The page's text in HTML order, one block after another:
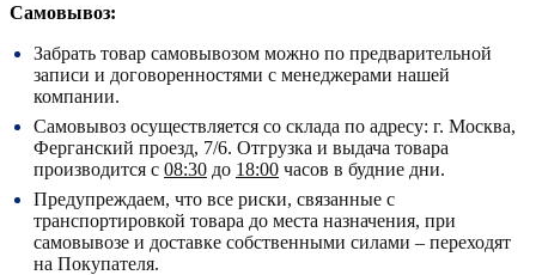
Самовывоз:
Забрать товар самовывозом можно по предварительной
записи и договоренностями с менеджерами нашей
компании.
Самовывоз осуществляется со склада по адресу: г. Москва,
Ферганский проезд, 7/6. Отгрузка и выдача товара
производится с 08:30 до 18:00 часов в будние дни.
Предупреждаем, что все риски, связанные с
транспортировкой товара до места назначения, при
самовывозе и доставке собственными силами – переходят
на Покупателя.